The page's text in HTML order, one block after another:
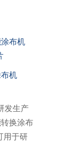
机
发生产
换涂布
用于研